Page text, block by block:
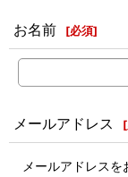
お名前 [必須]
メールアドレス [
メールアドレス